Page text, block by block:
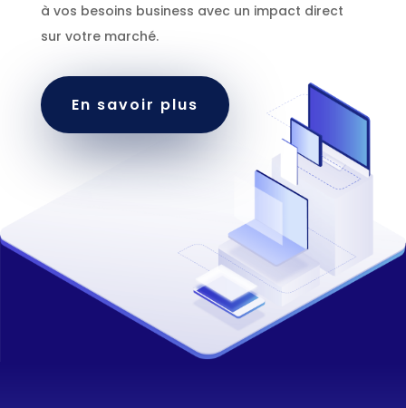
à vos besoins business avec un impact direct
sur votre marché.
En savoir plus